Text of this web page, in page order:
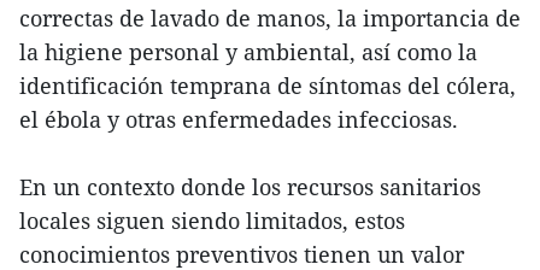
correctas de lavado de manos, la importancia de
la higiene personal y ambiental, así como la
identificación temprana de síntomas del cólera,
el ébola y otras enfermedades infecciosas.
En un contexto donde los recursos sanitarios
locales siguen siendo limitados, estos
conocimientos preventivos tienen un valor